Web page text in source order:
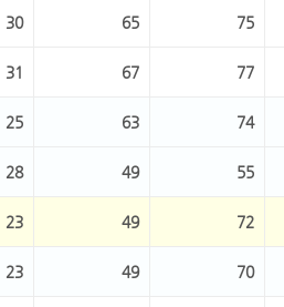
30 65 75
31 67 77
25 63 74
28 49 55
23 49 72
23 49 70